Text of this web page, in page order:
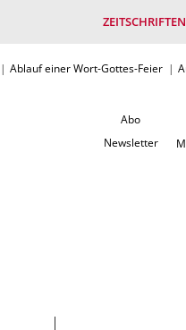
ZEITSCHRIFTEN
Ablauf einer Wort-Gottes-Feier
Abo
Newsletter